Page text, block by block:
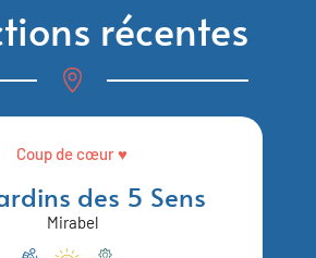
récentes
Coup de cœur ♥
des 5 Sens
Mirabel